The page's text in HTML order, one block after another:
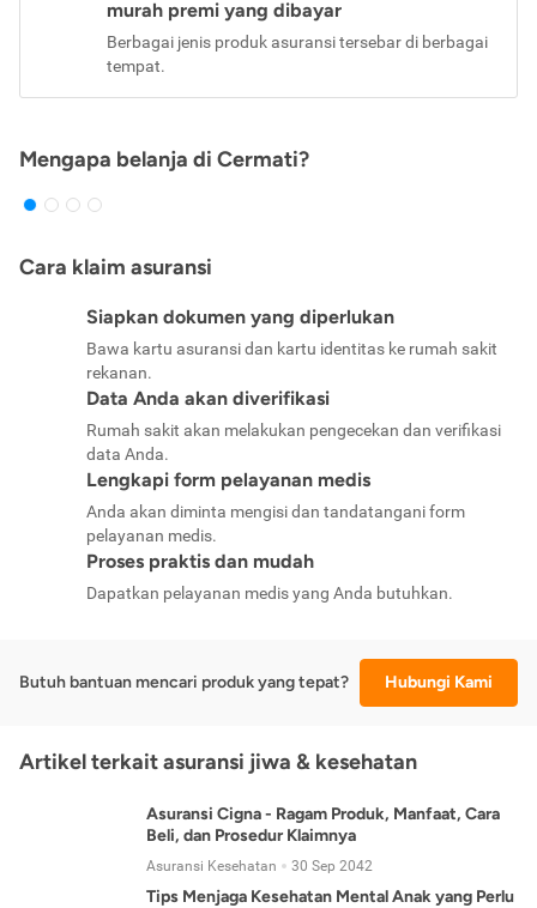
murah premi yang dibayar
Berbagai jenis produk asuransi tersebar di berbagai
tempat.
Mengapa belanja di Cermati?
Cara klaim asuransi
Siapkan dokumen yang diperlukan
Bawa kartu asuransi dan kartu identitas ke rumah sakit
rekanan.
Data Anda akan diverifikasi
Rumah sakit akan melakukan pengecekan dan verifikasi
data Anda.
Lengkapi form pelayanan medis
Anda akan diminta mengisi dan tandatangani form
pelayanan medis.
Proses praktis dan mudah
Dapatkan pelayanan medis yang Anda butuhkan.
Butuh bantuan mencari produk yang tepat? Hubungi Kami
Artikel terkait asuransi jiwa & kesehatan
Asuransi Cigna - Ragam Produk, Manfaat, Cara
Beli, dan Prosedur Klaimnya
Asuransi Kesehatan 30 Sep 2042
Tips Menjaga Kesehatan Mental Anak yang Perlu